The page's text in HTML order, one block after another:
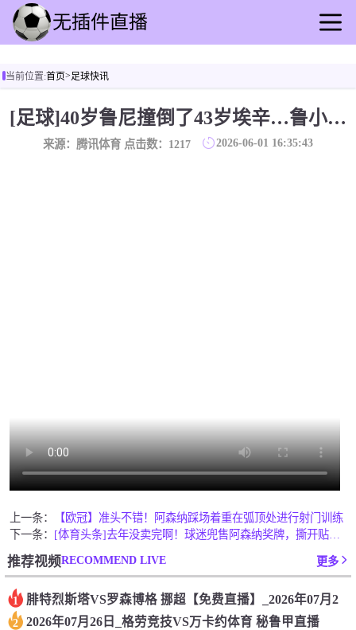
足球直播
篮球直播
足球录播
篮球回放
当前位置:首页>足球快讯
[足球]40岁鲁尼撞倒了43岁埃辛…鲁小胖这是脂包肌啊，比埃幸还大只
来源：腾讯体育 点击数： 1217 2026-06-01 16:35:43
上一条：
【欧冠】准头不错！阿森纳踩场着重在弧顶处进行射门训练
下一条：
[体育头条]去年没卖完啊！球迷兜售阿森纳奖牌，撕开贴纸写着：
推荐视频RECOMMEND LIVE 更多
1 腓特烈斯塔VS罗森博格 挪超【免费直播】_2026年07月2
2 2026年07月26日_格劳竞技VS万卡约体育 秘鲁甲直播